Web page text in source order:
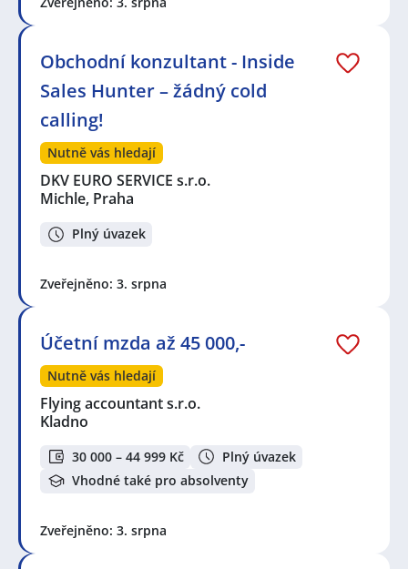
Obchodní konzultant - Inside
Sales Hunter – žádný cold
calling!
Nutně vás hledají
DKV EURO SERVICE s.r.o.
Michle, Praha
Plný úvazek
Zveřejněno: 3. srpna
Účetní mzda až 45 000,-
Nutně vás hledají
Flying accountant s.r.o.
Kladno
30 000 – 44 999 Kč
Plný úvazek
Vhodné také pro absolventy
Zveřejněno: 3. srpna